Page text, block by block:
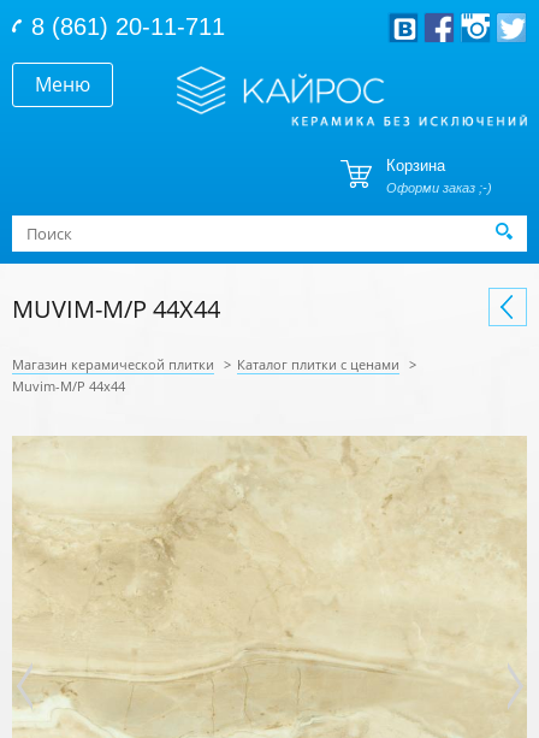
Меню
8 (861) 20-11-711
Корзина
Оформи заказ ;-)
Форма поиска
Поиск
MUVIM-M/P 44X44
Магазин керамической плитки > Каталог плитки с ценами >
Muvim-M/P 44x44